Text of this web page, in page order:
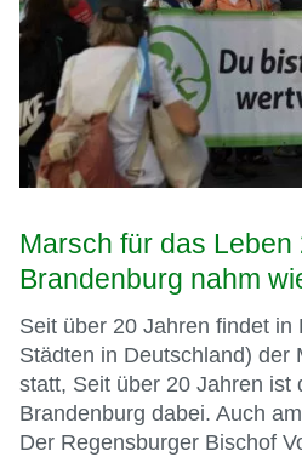
Marsch für das Leben
Brandenburg nahm
Seit über 20 Jahren findet in
Städten in Deutschland) der
statt, Seit über 20 Jahren ist
Brandenburg dabei. Auch
Der Regensburger Bischof